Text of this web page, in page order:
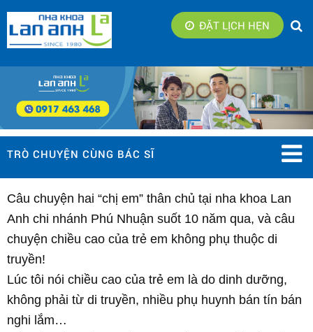
ĐẶT LỊCH HẸN
TRÒ CHUYỆN CÙNG BÁC SĨ
Câu chuyện hai “chị em” thân chủ tại nha khoa Lan
Anh chi nhánh Phú Nhuận suốt 10 năm qua, và câu
chuyện chiều cao của trẻ em không phụ thuộc di
truyền!
Lúc tôi nói chiều cao của trẻ em là do dinh dưỡng,
không phải từ di truyền, nhiều phụ huynh bán tín bán
nghi lắm…